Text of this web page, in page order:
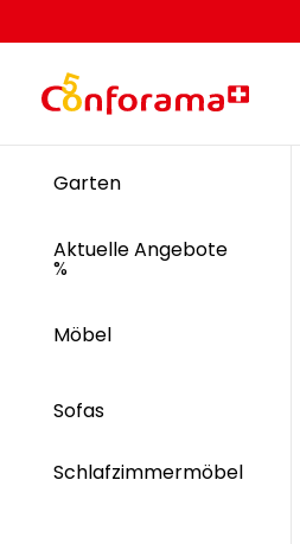
Garten
Aktuelle Angebote
%
Möbel
Sofas
Schlafzimmermöbel